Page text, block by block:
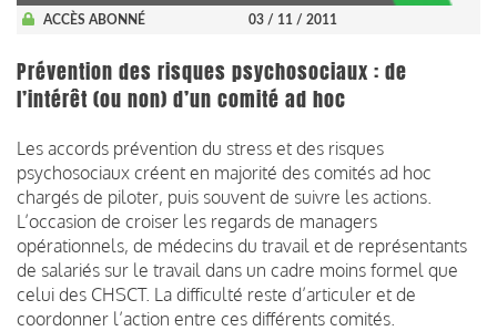
ACCÈS ABONNÉ 03 / 11 / 2011
Prévention des risques psychosociaux : de
l’intérêt (ou non) d’un comité ad hoc
Les accords prévention du stress et des risques
psychosociaux créent en majorité des comités ad hoc
chargés de piloter, puis souvent de suivre les actions.
L’occasion de croiser les regards de managers
opérationnels, de médecins du travail et de représentants
de salariés sur le travail dans un cadre moins formel que
celui des CHSCT. La difficulté reste d’articuler et de
coordonner l’action entre ces différents comités.